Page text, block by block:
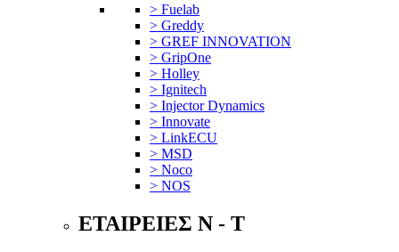
> Fuelab
> Greddy
> GREF INNOVATION
> GripOne
> Holley
> Ignitech
> Injector Dynamics
> Innovate
> LinkECU
> MSD
> Noco
> NOS
ΕΤΑΙΡΕΙΕΣ N - T